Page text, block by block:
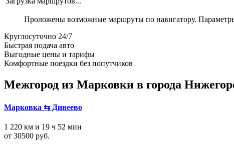
Проложены возможные маршруты по навигатору. Параметры
Круглосуточно 24/7
Быстрая подача авто
Выгодные цены и тарифы
Комфортные поездки без попутчиков
Межгород из Марковки в города
Марковка ⇆ Дивеево
1 220 км и 19 ч 52 мин
от 30500 руб.